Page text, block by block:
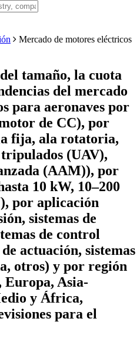
Mercado de motores eléctricos
tamaño, la cuota
del mercado
para aeronaves por
de CC), por
fija, ala rotatoria,
(UAV),
(AAM)), por
10 kW, 10–200
por aplicación
sistemas de
de control
actuación, sistemas
otros) y por región
Europa, Asia-
y África,
para el